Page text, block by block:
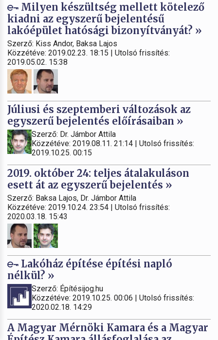
Milyen készültség mellett kötelező
kiadni az egyszerű bejelentésű
lakóépület hatósági bizonyítványát? »
Szerző: Kiss Andor, Baksa Lajos
Közzétéve: 2019.02.23. 18:15 | Utolsó frissítés:
2019.05.02. 15:38
Júliusi és szeptemberi változások az
egyszerű bejelentés előírásaiban »
Szerző: Dr. Jámbor Attila
Közzétéve: 2019.08.11. 21:14 | Utolsó frissítés:
2019.10.25. 00:15
2019. október 24: teljes átalakuláson
esett át az egyszerű bejelentés »
Szerző: Baksa Lajos, Dr. Jámbor Attila
Közzétéve: 2019.10.24. 23:54 | Utolsó frissítés:
2020.03.18. 15:43
Lakóház építése építési napló
nélkül? »
Szerző: Építésijog.hu
Közzétéve: 2019.10.25. 00:06 | Utolsó frissítés:
2020.02.18. 14:29
A Magyar Mérnöki Kamara és a Magyar